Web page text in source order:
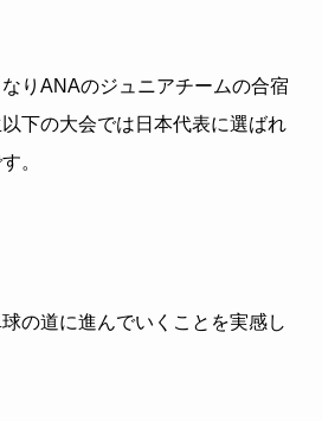
りANAのジュニアチームの合宿
下の大会では日本代表に選ばれ
。
の道に進んでいくことを実感し